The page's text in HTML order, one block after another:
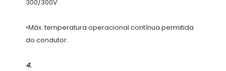
•Máx. temperatura operacional contínua permitida